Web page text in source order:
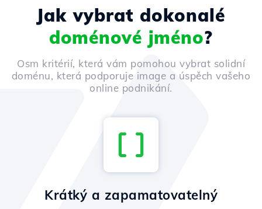
Jak vybrat dokonalé
doménové jméno?
Osm kritérií, která vám pomohou vybrat solidní
doménu, která podporuje image a úspěch vašeho
online podnikání.
Krátký a zapamatovatelný